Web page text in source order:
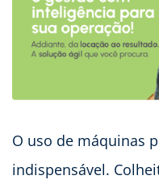
O uso de máquinas
indispensável.